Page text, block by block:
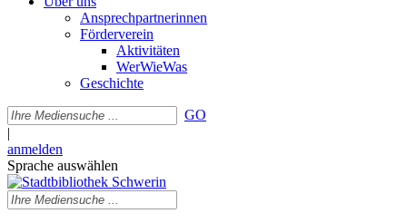
Ansprechpartnerinnen
Förderverein
Aktivitäten
WerWieWas
Geschichte
GO
|
anmelden
Sprache auswählen